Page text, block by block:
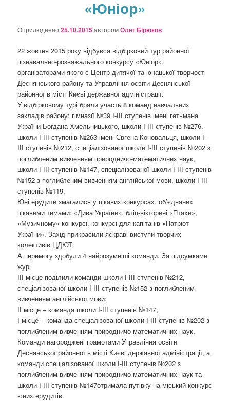
з
п
с
а
«Юніор»
Оприлюднено25.10.2015 авторомОлег Бірюков
22 жовтня 2015 року відбувся відбірковий тур районної
пізнавально-розважального конкурсу «Юніор»,
організаторами якого є Центр дитячої та юнацької творчості
Деснянського району та Управління освіти Деснянської
районної в місті Києві державної адміністрації.
У відбірковому турі брали участь 8 команд навчальних
закладів району: гімназії №39 І-ІІІ ступенів імені гетьмана
України Богдана Хмельницького, школи І-ІІІ ступенів №276,
школи І-ІІІ ступенів №263 імені Євгена Коновальця, школи І-
ІІІ ступенів №212, спеціалізованої школи І-ІІІ ступенів №202 з
поглибленим вивченням природничо-математичних наук,
школи І-ІІІ ступенів №147, спеціалізованої школи І-ІІІ ступенів
№152 з поглибленим вивченням англійської мови, школи І-ІІІ
ступенів №119.
Юні ерудити змагались у цікавих конкурсах, об’єднаних
цікавими темами: «Дива України», бліц-вікторині «Птахи»,
«Музичному» конкурсі, конкурсі для капітанів «Патріот
України». Захід прикрасили яскраві виступи творчих
колективів ЦДЮТ.
А перемогу здобули 4 найрозумніші команди. За підсумками
журі
ІІІ місце поділили команди школи І-ІІІ ступенів №212,
спеціалізованої школи І-ІІІ ступенів №152 з поглибленим
вивченням англійської мови;
ІІ місце – команда школи І-ІІІ ступенів №147;
І місце – команда спеціалізованої школи І-ІІІ ступенів №202 з
поглибленим вивченням природничо-математичних наук.
Команди нагороджені грамотами Управління освіти
Деснянської районної в місті Києві державної адміністрації, а
команди спеціалізованої школи І-ІІІ ступенів №202 з
поглибленим вивченням природничо-математичних наук та
школи І-ІІІ ступенів №147отримала путівку на міський конкурс
юних ерудитів.